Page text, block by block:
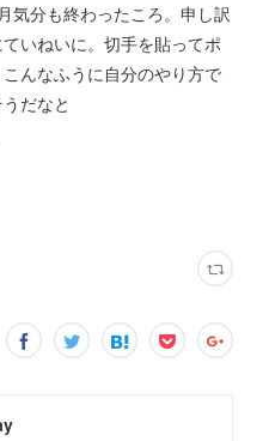
気分も終わったころ。申し訳
いねいに。切手を貼ってポ
んなふうに自分のやり方で
だなと